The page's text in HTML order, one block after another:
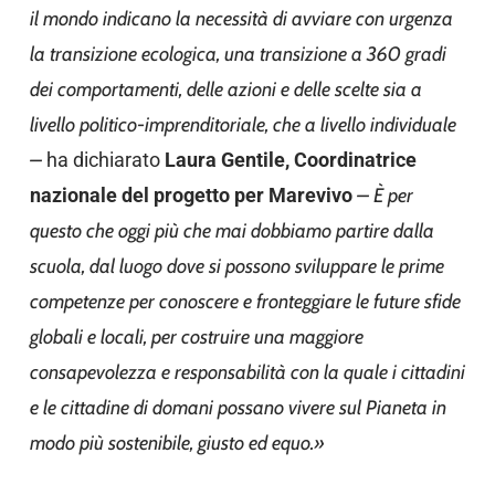
il mondo indicano la necessità di avviare con urgenza
la transizione ecologica, una transizione a 360 gradi
dei comportamenti, delle azioni e delle scelte sia a
livello politico-imprenditoriale, che a livello individuale
– ha dichiarato Laura Gentile, Coordinatrice
nazionale del progetto per Marevivo–È per
questo che oggi più che mai dobbiamo partire dalla
scuola, dal luogo dove si possono sviluppare le prime
competenze per conoscere e fronteggiare le future sfide
globali e locali, per costruire una maggiore
consapevolezza e responsabilità con la quale i cittadini
e le cittadine di domani possano vivere sul Pianeta in
modo più sostenibile, giusto ed equo.»